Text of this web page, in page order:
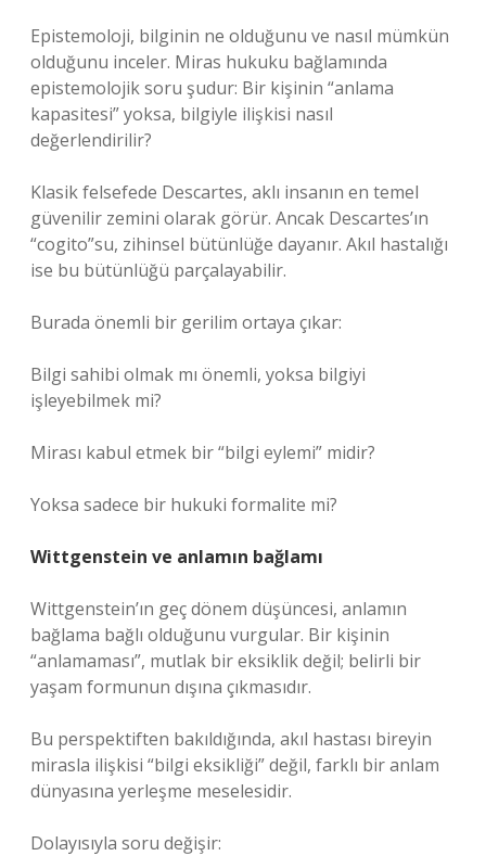
Epistemoloji, bilginin ne olduğunu ve nasıl mümkün
olduğunu inceler. Miras hukuku bağlamında
epistemolojik soru şudur: Bir kişinin “anlama
kapasitesi” yoksa, bilgiyle ilişkisi nasıl
değerlendirilir?
Klasik felsefede Descartes, aklı insanın en temel
güvenilir zemini olarak görür. Ancak Descartes’ın
“cogito”su, zihinsel bütünlüğe dayanır. Akıl hastalığı
ise bu bütünlüğü parçalayabilir.
Burada önemli bir gerilim ortaya çıkar:
Bilgi sahibi olmak mı önemli, yoksa bilgiyi
işleyebilmek mi?
Mirası kabul etmek bir “bilgi eylemi” midir?
Yoksa sadece bir hukuki formalite mi?
Wittgenstein ve anlamın bağlamı
Wittgenstein’ın geç dönem düşüncesi, anlamın
bağlama bağlı olduğunu vurgular. Bir kişinin
“anlamaması”, mutlak bir eksiklik değil; belirli bir
yaşam formunun dışına çıkmasıdır.
Bu perspektiften bakıldığında, akıl hastası bireyin
mirasla ilişkisi “bilgi eksikliği” değil, farklı bir anlam
dünyasına yerleşme meselesidir.
Dolayısıyla soru değişir: